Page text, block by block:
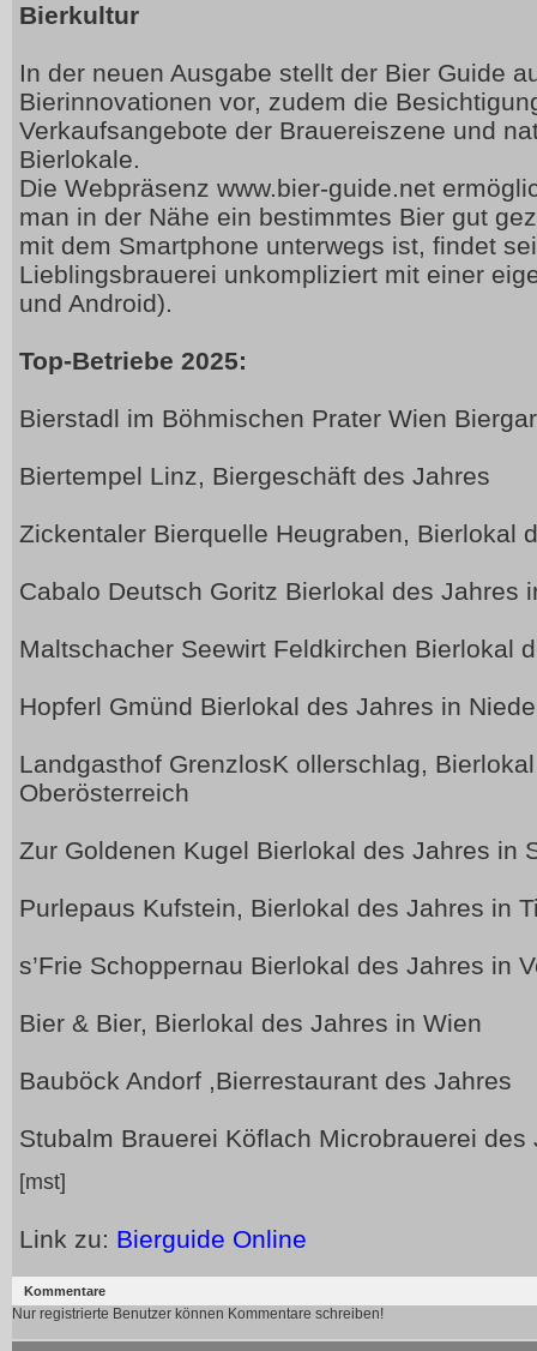
Bierkultur
In der neuen Ausgabe stellt der Bier Guide
Bierinnovationen vor, zudem die
Verkaufsangebote der Brauereiszene und
Bierlokale.
Die Webpräsenz www.bier-guide.net
man in der Nähe ein bestimmtes Bier gut
mit dem Smartphone unterwegs ist, findet
Lieblingsbrauerei unkompliziert mit einer
und Android).
Top-Betriebe 2025:
Bierstadl im Böhmischen Prater Wien
Biertempel Linz, Biergeschäft des Jahres
Zickentaler Bierquelle Heugraben, Bierlokal
Cabalo Deutsch Goritz Bierlokal des Jahres
Maltschacher Seewirt Feldkirchen Bierlokal
Hopferl Gmünd Bierlokal des Jahres in
Landgasthof GrenzlosK ollerschlag,
Oberösterreich
Zur Goldenen Kugel Bierlokal des Jahres in
Purlepaus Kufstein, Bierlokal des Jahres in
s’Frie Schoppernau Bierlokal des Jahres in
Bier & Bier, Bierlokal des Jahres in Wien
Bauböck Andorf ,Bierrestaurant des Jahres
Stubalm Brauerei Köflach Microbrauerei des
[mst]
Link zu: Bierguide Online
Kommentare
Nur registrierte Benutzer können Kommentare schreiben!